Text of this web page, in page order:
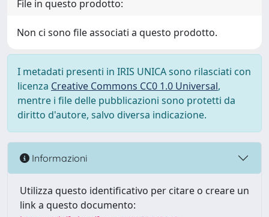
File in questo prodotto:
Non ci sono file associati a questo prodotto.
I metadati presenti in IRIS UNICA sono rilasciati con
licenza Creative Commons CC0 1.0 Universal,
mentre i file delle pubblicazioni sono protetti da
diritto d'autore, salvo diversa indicazione.
Informazioni
Utilizza questo identificativo per citare o creare un
link a questo documento: